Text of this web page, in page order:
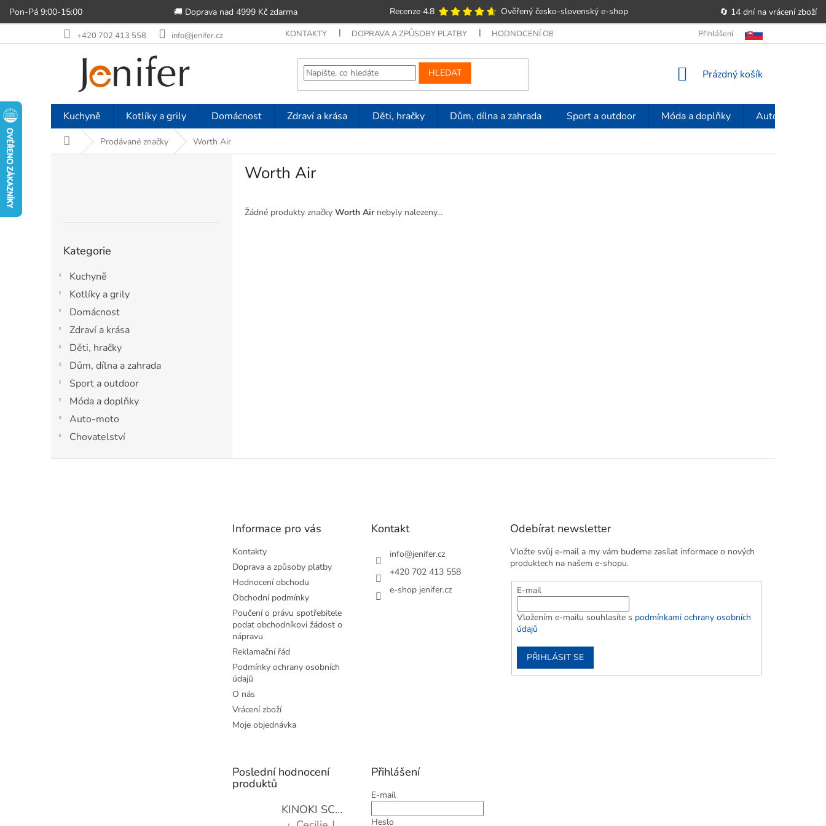
Pon-Pá 9:00-15:00 🚚 Doprava nad 4999 Kč zdarma Recenze 4.8 Ověřený česko-slovenský e‑shop
🔄 14 dní na vrácení zboží
na
+420 702 413 558 info@jenifer.cz KONTAKTY DOPRAVA A ZPŮSOBY PLATBY HODNOCENÍ OBCHODU POUČENÍ O PRÁVU
Přihlášení
HLEDAT
NÁKUPNÍ
Prázdný košík
Kuchyně Kotlíky a grily Domácnost Zdraví a krása Děti, hračky Dům, dílna a zahrada Sport a outdoor Móda a doplňky Auto-moto
Domů Prodávané značky Worth Air
kategorie
Kategorie
Kuchyně
Kotlíky a grily
Domácnost
Zdraví a krása
Děti, hračky
Dům, dílna a zahrada
Sport a outdoor
Móda a doplňky
Auto-moto
Chovatelství
Worth Air
Žádné produkty značky Worth Airnebyly nalezeny...
Informace pro vás
Kontakty
Doprava a způsoby platby
Hodnocení obchodu
Obchodní podmínky
Poučení o právu spotřebitele
podat obchodníkovi žádost o
nápravu
Reklamační řád
Podmínky ochrany osobních
údajů
O nás
Vrácení zboží
Moje objednávka
Kontakt
info@jenifer.cz
+420 702 413 558
e-shop jenifer.cz
Odebírat newsletter
Vložte svůj e-mail a my vám budeme zasílat informace o nových
produktech na našem e-shopu.
E-mail
Vložením e-mailu souhlasíte s podmínkami ochrany osobních
údajů
PŘIHLÁSIT SE
Poslední hodnocení
produktů
KINOKI SC1006 Detoxikační náplasti, 1 balení - 10 ks
Přihlášení
E-mail
Heslo